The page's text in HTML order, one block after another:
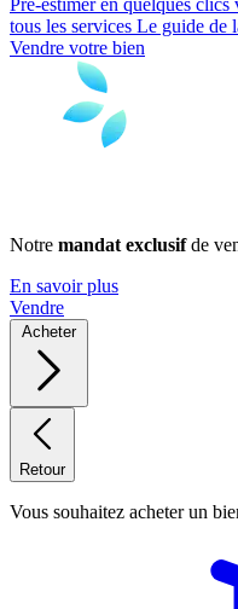
tous les services Le guide de
Vendre votre bien
Notre mandat exclusifde
En savoir plus
Vendre
Acheter
Retour
Vous souhaitez acheter un